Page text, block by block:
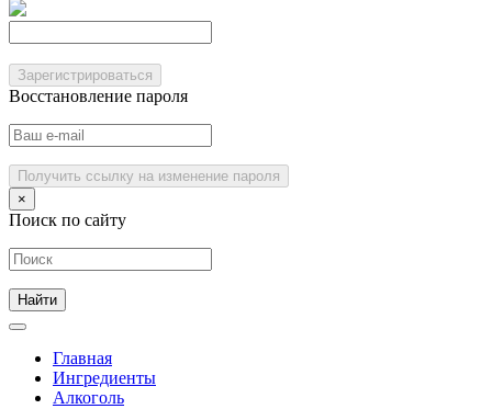
Зарегистрироваться
Восстановление пароля
Получить ссылку на изменение пароля
×
Поиск по сайту
Главная
Ингредиенты
Алкоголь